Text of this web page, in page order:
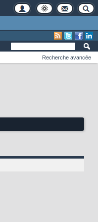
Recherche avancée